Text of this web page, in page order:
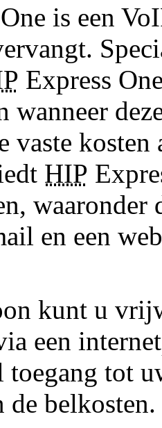
is een
Express
wanneer
kosten
HIP
waaronder
en een
kunt u
een
toegang tot
de belkosten.